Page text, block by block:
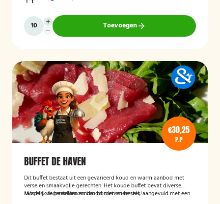
Toevoegen
€30,25
P.P
BUFFET DE HAVEN
Dit buffet bestaat uit een gevarieerd koud en warm aanbod met
verse en smaakvolle gerechten. Het koude buffet bevat diverse
salades, visgerechten en brood met smeersels, aangevuld met een
Mogelijk te bestellen zonder borden en bestek!